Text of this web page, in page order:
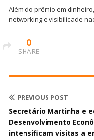
Além do prêmio em
networking e visibilidade
0
SHARE
PREVIOUS POST
Secretário Martinha e
Desenvolvimento
intensificam visitas a